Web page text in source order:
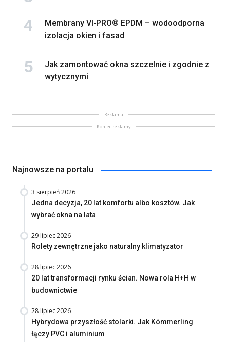
Membrany VI-PRO® EPDM – wodoodporna
izolacja okien i fasad
Jak zamontować okna szczelnie i zgodnie z
wytycznymi
Reklama
Koniec reklamy
Najnowsze na portalu
3 sierpień 2026
Jedna decyzja, 20 lat komfortu albo kosztów. Jak
wybrać okna na lata
29 lipiec 2026
Rolety zewnętrzne jako naturalny klimatyzator
28 lipiec 2026
20 lat transformacji rynku ścian. Nowa rola H+H w
budownictwie
28 lipiec 2026
Hybrydowa przyszłość stolarki. Jak Kömmerling
łączy PVC i aluminium